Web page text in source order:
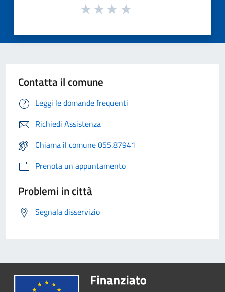
Contatta il comune
Leggi le domande frequenti
Richiedi Assistenza
Chiama il comune 055.87941
Prenota un appuntamento
Problemi in città
Segnala disservizio